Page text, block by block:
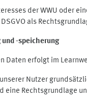
der WWU oder
als
und -speicherung
Daten erfolgt im
Nutzer
eine Rechtsgrundlage